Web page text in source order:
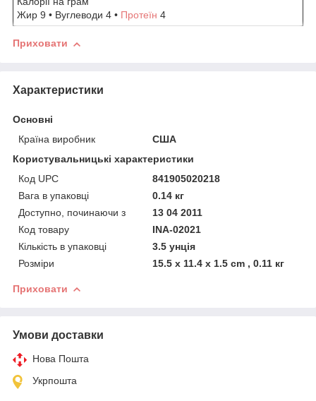
Жир 9 • Вуглеводи 4 • Протеїн 4
Приховати
Характеристики
Основні
Країна виробник
США
Користувальницькі характеристики
Код UPC
841905020218
Вага в упаковці
0.14 кг
Доступно, починаючи з
13 04 2011
Код товару
INA-02021
Кількість в упаковці
3.5 унція
Розміри
15.5 x 11.4 x 1.5 cm , 0.11 кг
Приховати
Умови доставки
Нова Пошта
Укрпошта